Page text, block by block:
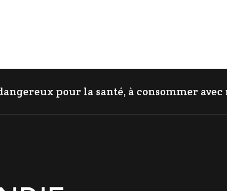
dangereux pour la santé, à consommer